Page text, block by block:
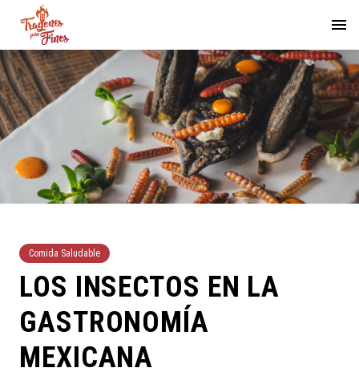
Comida Saludable
LOS INSECTOS EN LA
GASTRONOMÍA
MEXICANA